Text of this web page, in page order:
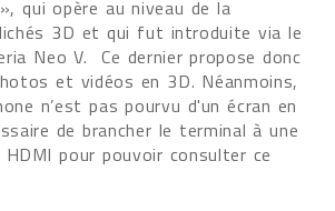
qui opère au niveau de la
3D et qui fut introduite via le
Neo V. Ce dernier propose donc
et vidéos en 3D. Néanmoins,
n’est pas pourvu d'un écran en
de brancher le terminal à une
pour pouvoir consulter ce